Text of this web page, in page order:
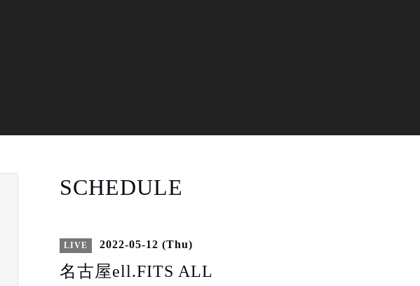
SCHEDULE
LIVE 2022-05-12 (Thu)
名古屋ell.FITS ALL